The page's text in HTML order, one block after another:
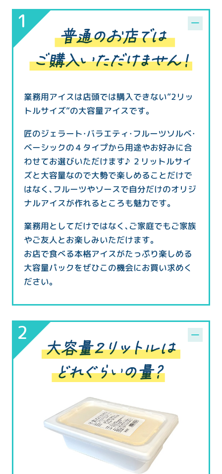
業務用アイスは店頭では購入できない”2リッ
トルサイズ”の大容量アイスです。
匠のジェラート・バラエティ・フルーツソルベ・
ベーシックの４タイプから用途やお好みに合
わせてお選びいただけます♪ ２リットルサイ
ズと大容量なので大勢で楽しめることだけで
はなく、フルーツやソースで自分だけのオリジ
ナルアイスが作れるところも魅力です。
業務用としてだけではなく、ご家庭でもご家族
やご友人とお楽しみいただけます。
お店で食べる本格アイスがたっぷり楽しめる
大容量パックをぜひこの機会にお買い求めく
ださい。